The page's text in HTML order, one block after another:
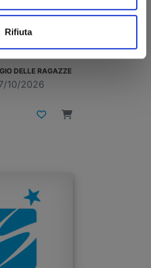
Rifiuta
DELLE RAGAZZE
10/2026